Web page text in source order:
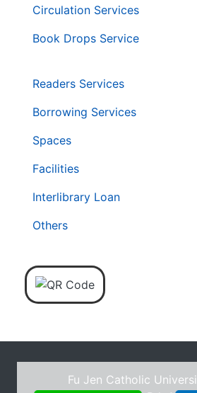
第
層
覽
列
Readers Services
Borrowing Services
Spaces
Facilities
Interlibrary Loan
Others
Circulation Services
Book Drops Service
Fu Jen Catholic